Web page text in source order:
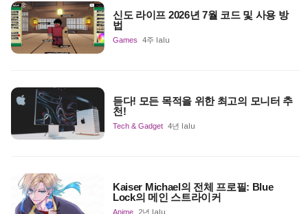
신도 라이프 2026년 7월 코드 및 사용 방
법
Games 4주 lalu
듣다! 모든 목적을 위한 최고의 모니터 추
천!
Tech & Gadget 4년 lalu
Kaiser Michael의 전체 프로필: Blue
Lock의 메인 스트라이커
Anime 2년 lalu